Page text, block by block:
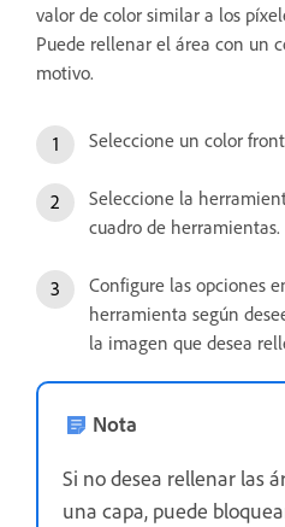
valor de color similar a los
Puede rellenar el área con un
motivo.
Seleccione un color
Seleccione la
cuadro de herramientas.
Configure las opciones
herramienta según
la imagen que desea
Nota
Si no desea rellenar las
una capa, puede